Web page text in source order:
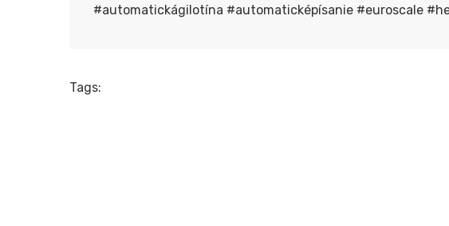
#automatickágilotína #automaticképísanie #euroscale
Tags: